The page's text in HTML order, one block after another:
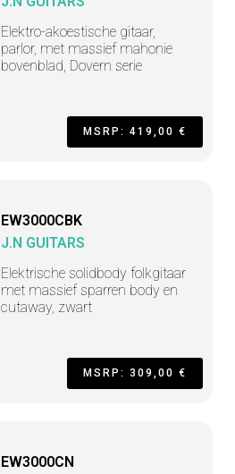
Elektro-akoestische gitaar,
parlor, met massief mahonie
bovenblad, Dovern serie
MSRP: 419,00 €
EW3000CBK
J.N GUITARS
Elektrische solidbody folkgitaar
met massief sparren body en
cutaway, zwart
MSRP: 309,00 €
EW3000CN